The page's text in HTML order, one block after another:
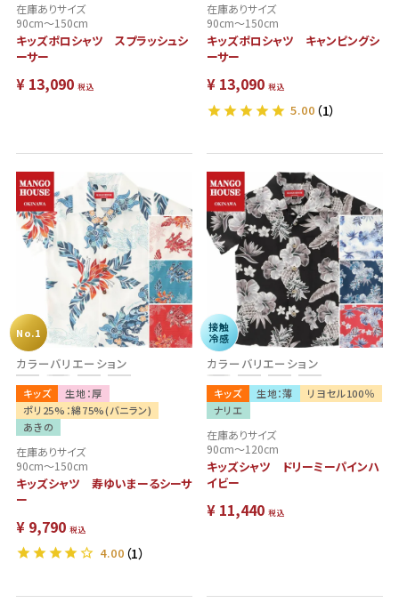
在庫ありサイズ
90cm～150cm
キッズポロシャツ スプラッシュシ
ーサー
¥ 13,090 税込
在庫ありサイズ
90cm～150cm
キッズポロシャツ キャンピングシ
ーサー
¥ 13,090 税込
5.00 （1）
カラーバリエーション
キッズ
生地：厚
ポリ25%：綿75%(バニラン)
あきの
No.1
在庫ありサイズ
90cm～150cm
キッズシャツ 寿ゆいまーるシーサ
ー
¥ 9,790 税込
4.00 （1）
カラーバリエーション
キッズ 生地：薄
リヨセル100％
ナリエ
接触
冷感
在庫ありサイズ
90cm～120cm
キッズシャツ ドリーミーパインハ
イビー
¥ 11,440 税込